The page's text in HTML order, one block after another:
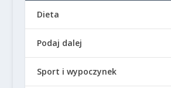
Dieta
Podaj dalej
Sport i wypoczynek